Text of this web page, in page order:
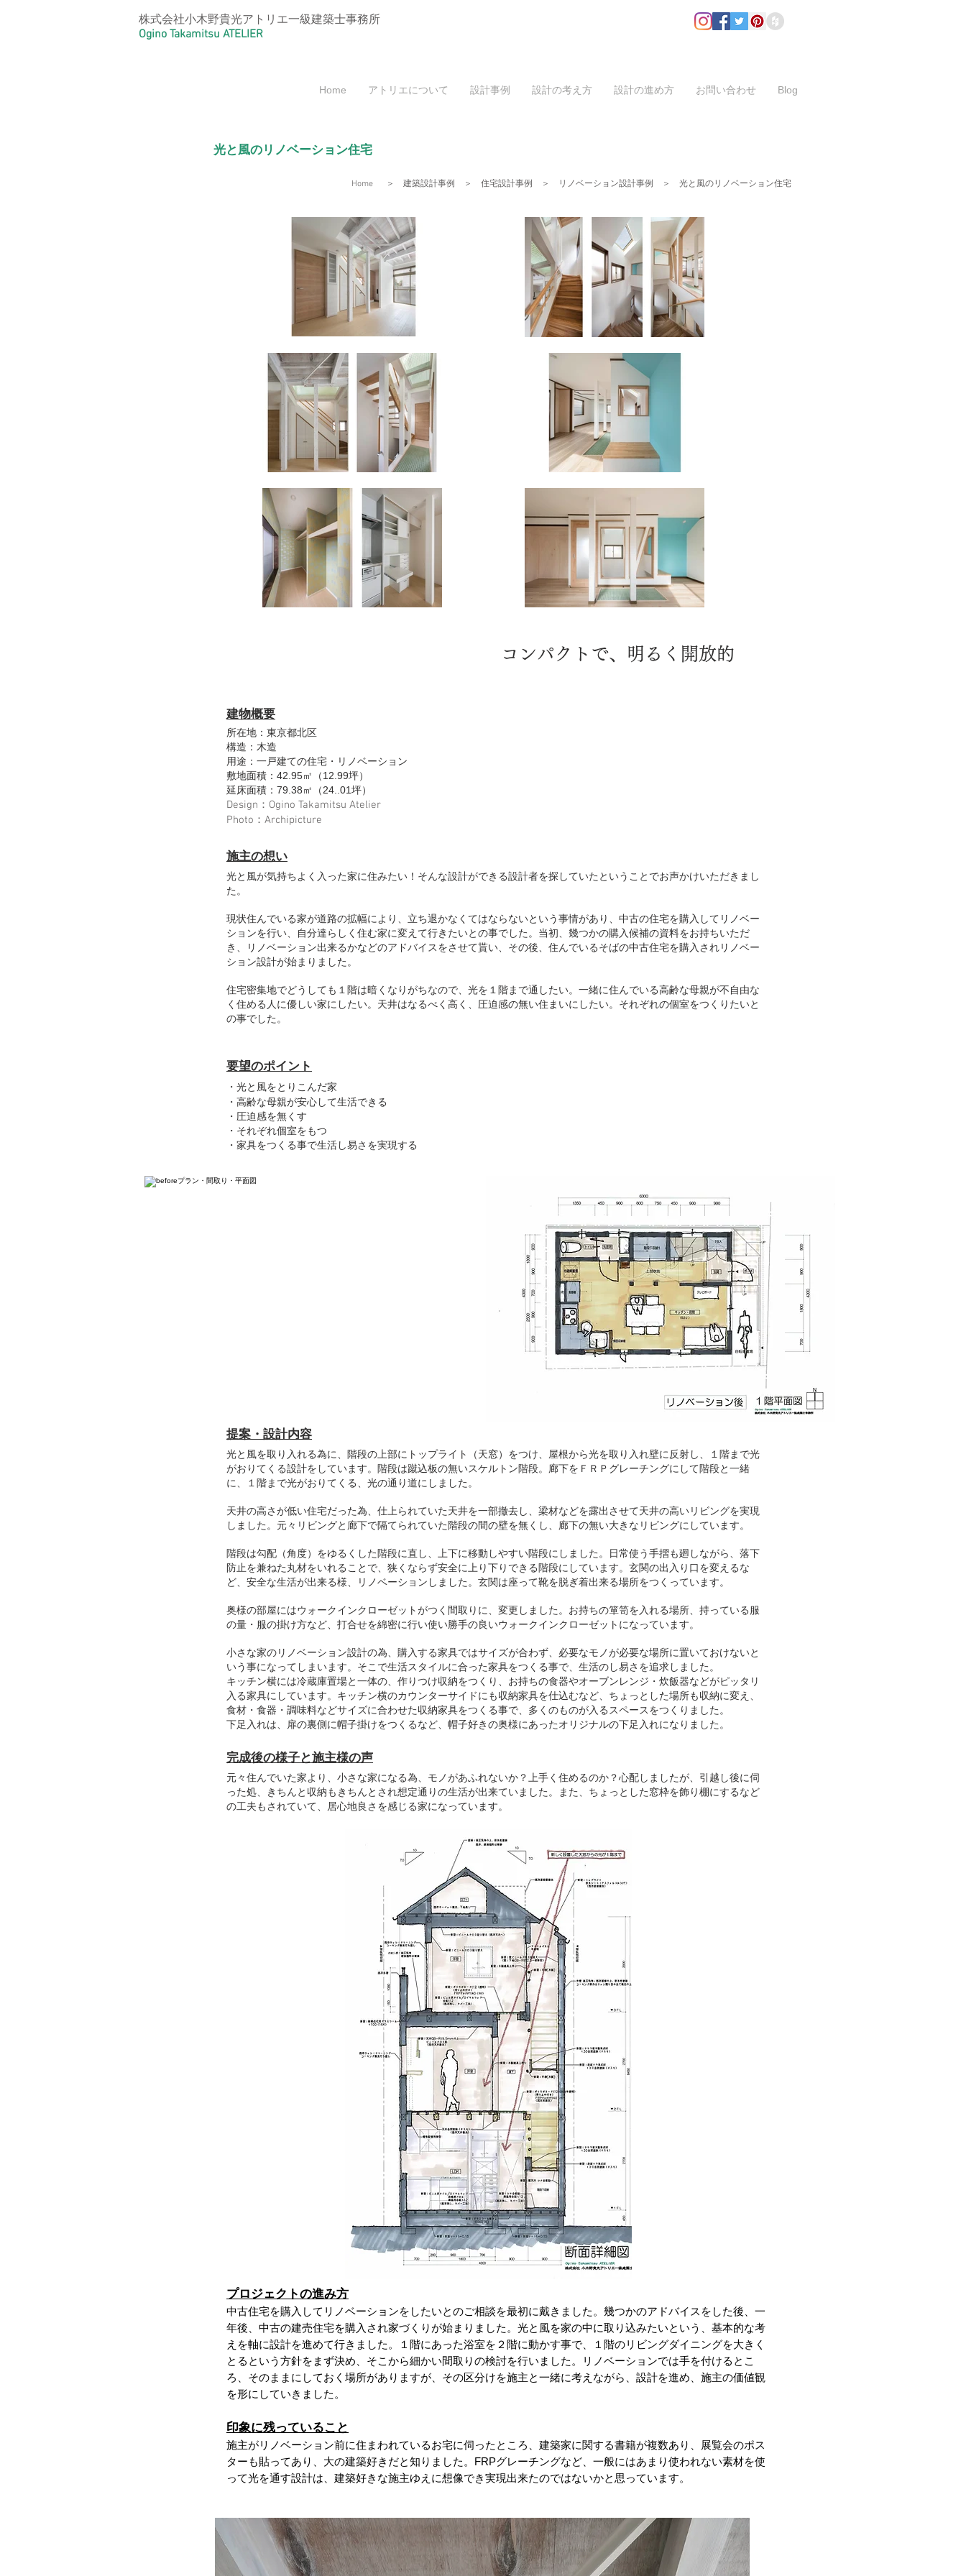
株式会社小木野貴光アトリエ一級建築士事務所
Ogino Takamitsu ATELIER
Home アトリエについて 設計事例 設計の考え方 設計の進め方 お問い合わせ Blog
​光と風のリノベーション住宅
Home ＞ 建築設計事例 ＞ 住宅設計事例 ＞ リノベーション設計事例 ＞ 光と風のリノベーション住宅
コンパクトで、明るく開放的
建物概要
所在地：東京都北区
構造：木造
用途：一戸建ての住宅・リノベーション
敷地面積：42.95㎡（12.99坪）
延床面積：79.38㎡（24..01坪）
Design：Ogino Takamitsu Atelier
Photo：Archipicture
施主の想い
光と風が気持ちよく入った家に住みたい！そんな設計ができる設計者を探していたということでお声かけいただきまし
た。
現状住んでいる家が道路の拡幅により、立ち退かなくてはならないという事情があり、中古の住宅を購入してリノベー
ションを行い、自分達らしく住む家に変えて行きたいとの事でした。当初、幾つかの購入候補の資料をお持ちいただ
き、リノベーション出来るかなどのアドバイスをさせて貰い、その後、住んでいるそばの中古住宅を購入されリノベー
ション設計が始まりました。
住宅密集地でどうしても１階は暗くなりがちなので、光を１階まで通したい。一緒に住んでいる高齢な母親が不自由な
く住める人に優しい家にしたい。天井はなるべく高く、圧迫感の無い住まいにしたい。それぞれの個室をつくりたいと
の事でした。
要望のポイント
・光と風をとりこんだ家
・高齢な母親が安心して生活できる
・圧迫感を無くす
・それぞれ個室をもつ
・家具をつくる事で生活し易さを実現する
提案・設計内容
光と風を取り入れる為に、階段の上部にトップライト（天窓）をつけ、屋根から光を取り入れ壁に反射し、１階まで光
がおりてくる設計をしています。階段は蹴込板の無いスケルトン階段。廊下をＦＲＰグレーチングにして階段と一緒
に、１階まで光がおりてくる、光の通り道にしました。
天井の高さが低い住宅だった為、仕上られていた天井を一部撤去し、梁材などを露出させて天井の高いリビングを実現
しました。元々リビングと廊下で隔てられていた階段の間の壁を無くし、廊下の無い大きなリビングにしています。
階段は勾配（角度）をゆるくした階段に直し、上下に移動しやすい階段にしました。日常使う手摺も廻しながら、落下
防止を兼ねた丸材をいれることで、狭くならず安全に上り下りできる階段にしています。玄関の出入り口を変えるな
ど、安全な生活が出来る様、リノベーションしました。玄関は座って靴を脱ぎ着出来る場所をつくっています。
奥様の部屋にはウォークインクローゼットがつく間取りに、変更しました。お持ちの箪笥を入れる場所、持っている服
の量・服の掛け方など、打合せを綿密に行い使い勝手の良いウォークインクローゼットになっています。
小さな家のリノベーション設計の為、購入する家具ではサイズが合わず、必要なモノが必要な場所に置いておけないと
いう事になってしまいます。そこで生活スタイルに合った家具をつくる事で、生活のし易さを追求しました。
キッチン横には冷蔵庫置場と一体の、作りつけ収納をつくり、お持ちの食器やオーブンレンジ・炊飯器などがピッタリ
入る家具にしています。キッチン横のカウンターサイドにも収納家具を仕込むなど、ちょっとした場所も収納に変え、
食材・食器・調味料などサイズに合わせた収納家具をつくる事で、多くのものが入るスペースをつくりました。
下足入れは、扉の裏側に帽子掛けをつくるなど、帽子好きの奥様にあったオリジナルの下足入れになりました。
完成後の様子と施主様の声
元々住んでいた家より、小さな家になる為、モノがあふれないか？上手く住めるのか？心配しましたが、引越し後に伺
った処、きちんと収納もきちんとされ想定通りの生活が出来ていました。また、ちょっとした窓枠を飾り棚にするなど
の工夫もされていて、居心地良さを感じる家になっています。
プロジェクトの進み方
中古住宅を購入してリノベーションをしたいとのご相談を最初に戴きました。幾つかのアドバイスをした後、一
年後、中古の建売住宅を購入され家づくりが始まりました。光と風を家の中に取り込みたいという、基本的な考
えを軸に設計を進めて行きました。１階にあった浴室を２階に動かす事で、１階のリビングダイニングを大きく
とるという方針をまず決め、そこから細かい間取りの検討を行いました。リノベーションでは手を付けるとこ
ろ、そのままにしておく場所がありますが、その区分けを施主と一緒に考えながら、設計を進め、施主の価値観
を形にしていきました。
印象に残っていること
施主がリノベーション前に住まわれているお宅に伺ったところ、建築家に関する書籍が複数あり、展覧会のポス
ターも貼ってあり、大の建築好きだと知りました。FRPグレーチングなど、一般にはあまり使われない素材を使
って光を通す設計は、建築好きな施主ゆえに想像でき実現出来たのではないかと思っています。